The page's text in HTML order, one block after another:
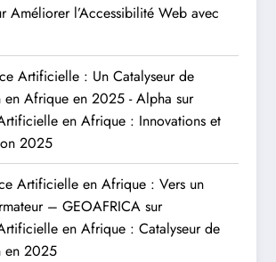
Améliorer l’Accessibilité Web avec
Artificielle : Un Catalyseur de
en Afrique en 2025 - Alpha sur
en Afrique : Innovations et
2025
Artificielle en Afrique : Vers un
– GEOAFRICA sur
en Afrique : Catalyseur de
en 2025